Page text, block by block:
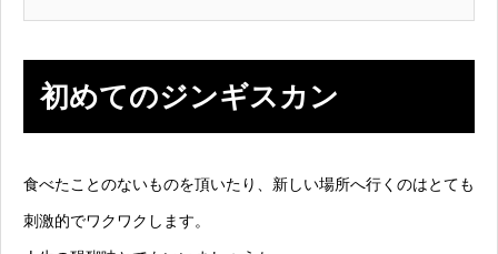
会による厳しい審査の結果、選定先にウェザーニューズが
初めてのジンギスカン
食べたことのないものを頂いたり、新しい場所へ行くのはとても
刺激的でワクワクします。